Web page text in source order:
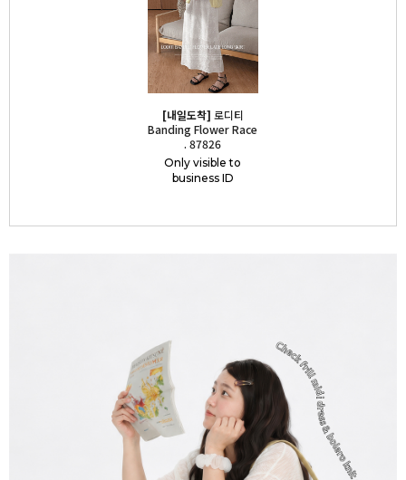
[내일도착] 로디티
Banding Flower Race
. 87826
Only visible to
business ID